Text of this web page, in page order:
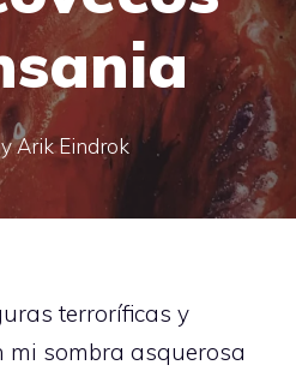
Arik Eindrok
terroríficas y
sombra asquerosa